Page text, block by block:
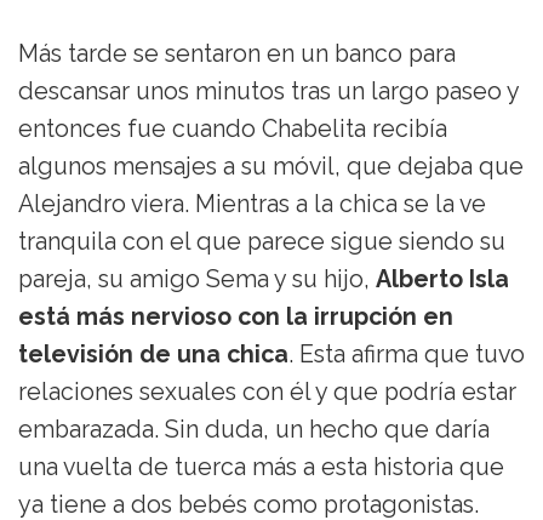
Más tarde se sentaron en un banco para
descansar unos minutos tras un largo paseo y
entonces fue cuando Chabelita recibía
algunos mensajes a su móvil, que dejaba que
Alejandro viera. Mientras a la chica se la ve
tranquila con el que parece sigue siendo su
pareja, su amigo Sema y su hijo, Alberto Isla
está más nervioso con la irrupción en
televisión de una chica. Esta afirma que tuvo
relaciones sexuales con él y que podría estar
embarazada. Sin duda, un hecho que daría
una vuelta de tuerca más a esta historia que
ya tiene a dos bebés como protagonistas.